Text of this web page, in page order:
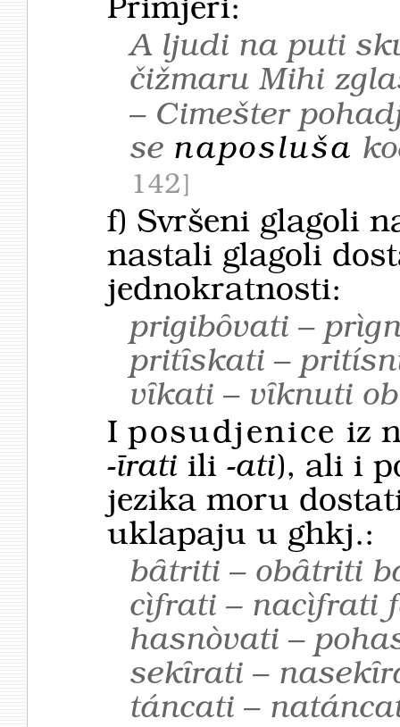
Primjeri:
A ljudi na puti
čižmaru Mihi
– Cimešter
se naposluša
142
f) Svršeni glagoli
nastali glagoli
jednokratnosti:
prigibȏvati –
pritȋskati –
vȋkati – vȋknuti
I posudjenice iz
-īrati ili -ati), ali i
jezika moru
uklapaju u ghkj.:
bȃtriti – obȃtriti
cìfrati – nacìfrati
hasnòvati –
sekȋrati –
táncati –